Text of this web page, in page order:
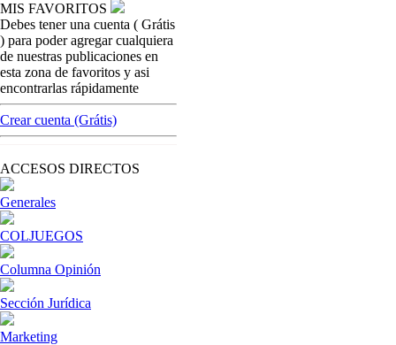
marketing-para-casinos
Millennials y por qué este término de
marketing es confuso
[ Cerrar X ]
Advertisement
MIS FAVORITOS
Debes tener una cuenta ( Grátis
) para poder agregar cualquiera
de nuestras publicaciones en
esta zona de favoritos y asi
encontrarlas rápidamente
Crear cuenta (Grátis)
ACCESOS DIRECTOS
Generales
COLJUEGOS
Columna Opinión
Sección Jurídica
Marketing